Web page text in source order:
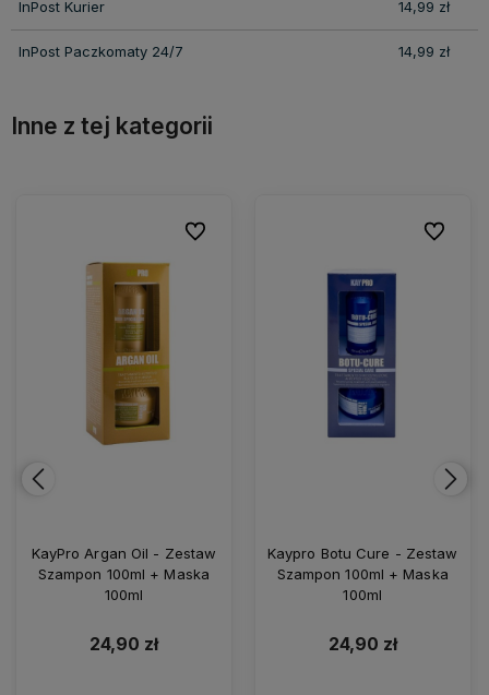
InPost Kurier 14,99 zł
InPost Paczkomaty 24/7 14,99 zł
Inne z tej kategorii
KayPro Argan Oil - Zestaw
Szampon 100ml + Maska
100ml
24,90 zł
Do ulubionych
Do ulubionych
Kaypro Botu Cure - Zestaw
Szampon 100ml + Maska
100ml
24,90 zł
Do
Do